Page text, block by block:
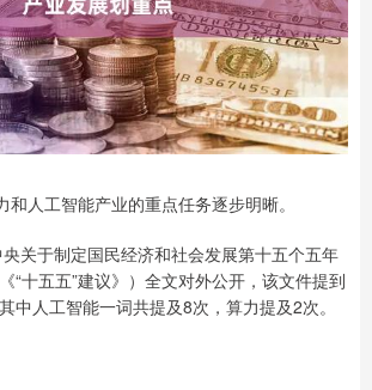
和人工智能产业的重点任务逐步明晰。
关于制定国民经济和社会发展第十五个五年
“十五五”建议》）全文对外公开，该文件提到
中人工智能一词共提及8次，算力提及2次。